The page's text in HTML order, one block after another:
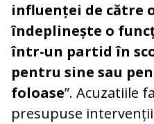
influenței de către
îndeplinește o
într-un partid în
pentru sine sau
foloase”. Acuzatiile
presupuse